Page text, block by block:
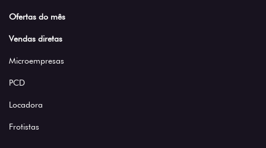
Ofertas do mês
Vendas diretas
Microempresas
PCD
Locadora
Frotistas